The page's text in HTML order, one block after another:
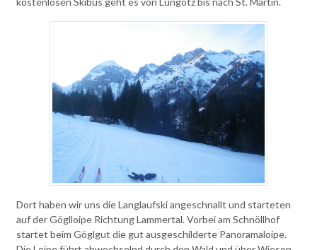
Dort haben wir uns die Langlaufski angeschnallt und starteten
auf der Göglloipe Richtung Lammertal. Vorbei am Schnöllhof
startet beim Göglgut die gut ausgeschilderte Panoramaloipe.